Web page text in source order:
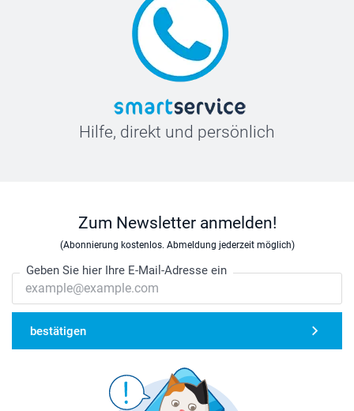
Hilfe, direkt und persönlich
Zum Newsletter anmelden!
(Abonnierung kostenlos. Abmeldung jederzeit möglich)
Geben Sie hier Ihre E-Mail-Adresse ein
bestätigen